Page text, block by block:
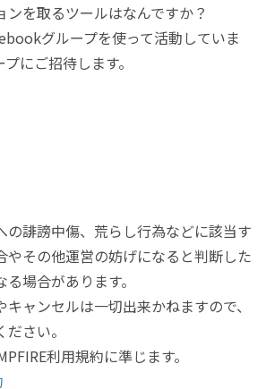
ンを取るツールはなんですか？
グループを使って活動していま
にご招待します。
の誹謗中傷、荒らし行為などに該当す
やその他運営の妨げになると判断した
場合があります。
キャンセルは一切出来かねますので、
さい。
利用規約に準じます。